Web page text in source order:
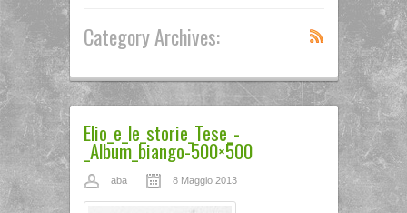
Category Archives:
Elio_e_le_storie_Tese_-
_Album_biango-500×500
aba 8 Maggio 2013